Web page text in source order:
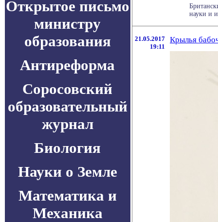
Открытое письмо
министру
образования
Антиреформа
Соросовский
образовательный
журнал
Биология
Науки о Земле
Математика и
Механика
науки и
21.05.2017
19:11
Крылья